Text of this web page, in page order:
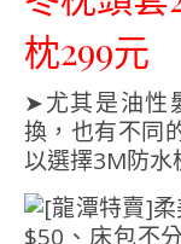
枕299元
➤尤其是油性
換，也有不同
以選擇3M防水